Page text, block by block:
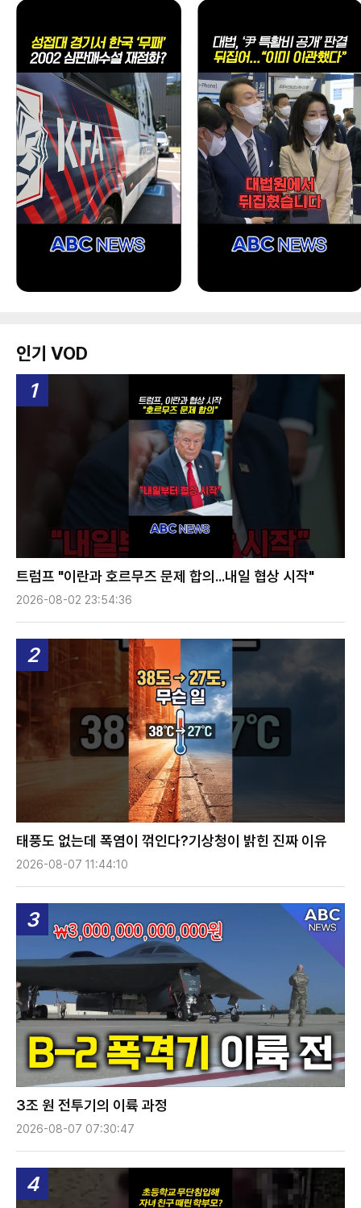
인기 VOD
1
트럼프 "이란과 호르무즈 문제 합의...내일 협상 시작"
2026-08-02 23:54:36
2
태풍도 없는데 폭염이 꺾인다?기상청이 밝힌 진짜 이유
2026-08-07 11:44:10
3
3조 원 전투기의 이륙 과정
2026-08-07 07:30:47
4